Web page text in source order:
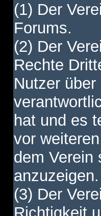
(1) Der
Forums.
(2) Der
Rechte
Nutzer
hat und es
vor
dem Verein
anzuzeigen.
(3) Der